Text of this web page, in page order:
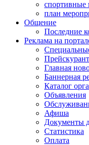
спортивные
план
Общение
Последние
Реклама на
Главная
Баннерная
Каталог
Объявления
Афиша
Документы
Статистика
Оплата